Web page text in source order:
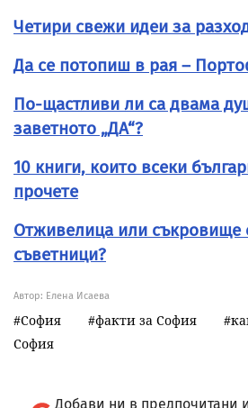
Четири свежи идеи за
Да се потопиш в рая –
По-щастливи ли са двама
заветното „ДА“?
10 книги, които всеки
прочете
Отживелица или съкровище
съветници?
Автор: Елена Исаева
София факти за София
София
Добави ни в предпочитани